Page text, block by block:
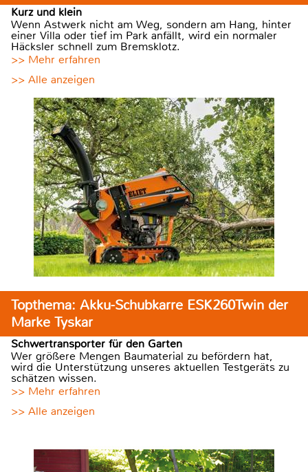
Kurz und klein
Wenn Astwerk nicht am Weg, sondern am Hang, hinter
einer Villa oder tief im Park anfällt, wird ein normaler
Häcksler schnell zum Bremsklotz.
>> Mehr erfahren
>> Alle anzeigen
Topthema: Akku-Schubkarre ESK260Twin der
Marke Tyskar
Schwertransporter für den Garten
Wer größere Mengen Baumaterial zu befördern hat,
wird die Unterstützung unseres aktuellen Testgeräts zu
schätzen wissen.
>> Mehr erfahren
>> Alle anzeigen